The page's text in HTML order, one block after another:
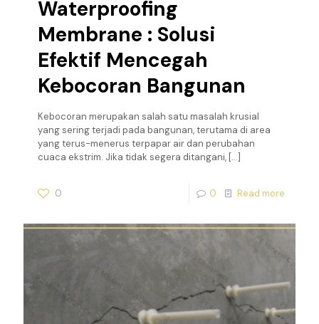
Waterproofing
Membrane : Solusi
Efektif Mencegah
Kebocoran Bangunan
Kebocoran merupakan salah satu masalah krusial
yang sering terjadi pada bangunan, terutama di area
yang terus-menerus terpapar air dan perubahan
cuaca ekstrim. Jika tidak segera ditangani, […]
0 0 Read more